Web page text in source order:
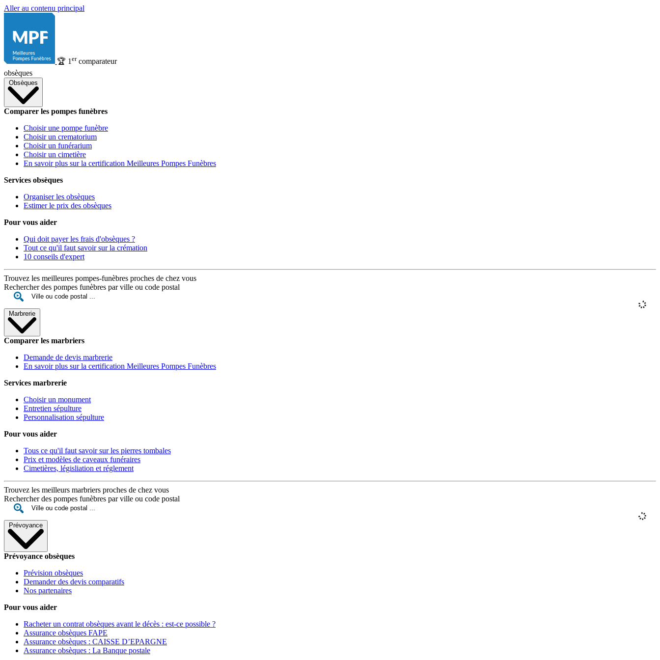
Aller au contenu principal
🏆 1 ercomparateur
obsèques
Obsèques
Comparer les pompes funèbres
Choisir une pompe funèbre
Choisir un crematorium
Choisir un funérarium
Choisir un cimetière
En savoir plus sur la certification Meilleures Pompes Funèbres
Services obsèques
Organiser les obsèques
Estimer le prix des obsèques
Pour vous aider
Qui doit payer les frais d'obsèques ?
Tout ce qu'il faut savoir sur la crémation
10 conseils d'expert
Trouvez les meilleures pompes-funèbres proches de chez vous
Rechercher des pompes funèbres par ville ou code postal
Marbrerie
Comparer les marbriers
Demande de devis marbrerie
En savoir plus sur la certification Meilleures Pompes Funèbres
Services marbrerie
Choisir un monument
Entretien sépulture
Personnalisation sépulture
Pour vous aider
Tous ce qu'il faut savoir sur les pierres tombales
Prix et modèles de caveaux funéraires
Cimetières, législiation et réglement
Trouvez les meilleurs marbriers proches de chez vous
Rechercher des pompes funèbres par ville ou code postal
Prévoyance
Prévoyance obsèques
Prévision obsèques
Demander des devis comparatifs
Nos partenaires
Pour vous aider
Racheter un contrat obsèques avant le décès : est-ce possible ?
Assurance obsèques FAPE
Assurance obsèques : CAISSE D’EPARGNE
Assurance obsèques : La Banque postale